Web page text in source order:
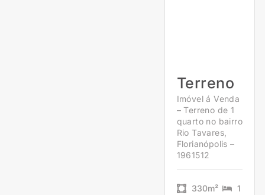
Terreno
Imóvel á Venda
– Terreno de 1
quarto no bairro
Rio Tavares,
Florianópolis –
1961512
330m²
1